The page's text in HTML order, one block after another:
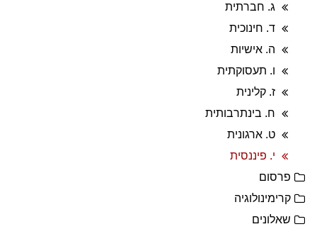
ג. חברתית
ד. חינוכית
ה. אישיות
ו. תעסוקתית
ז. קלינית
ח. בינתרבותית
ט. ארגונית
י. פיננסית
פרסום
קרימינולוגיה
שאלונים